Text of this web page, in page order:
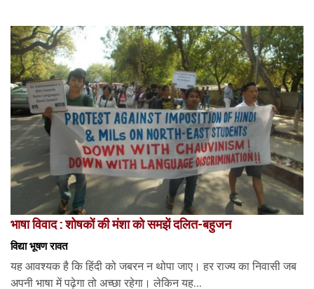
भाषा विवाद : शोषकों की मंशा को समझें दलित-बहुजन
विद्या भूषण रावत
यह आवश्यक है कि हिंदी को जबरन न थोपा जाए। हर राज्य का निवासी जब
अपनी भाषा में पढ़ेगा तो अच्छा रहेगा। लेकिन यह...